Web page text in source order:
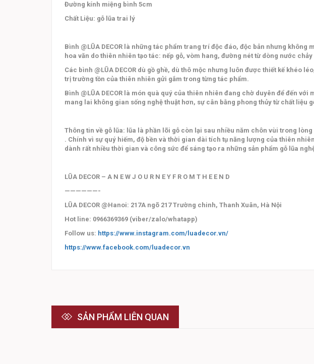
Đường kính miệng bình 5cm
Chất Liệu: gỗ lũa trai lý
Bình @LŨA DECOR là những tác phẩm trang trí độc đáo, độc bản nhưng
hoa văn do thiên nhiên tạo tác: nếp gỗ, vòm hang, đường nét từ dòng nước
Các bình @LŨA DECOR dù gồ ghề, dù thô mộc nhưng luôn được thiết kế khéo
trị trường tồn của thiên nhiên gửi gắm trong từng tác phẩm.
Bình @LŨA DECOR là món quà quý của thiên nhiên đang chờ duyên để đến
mang lai không gian sống nghệ thuật hơn, sự cân bằng phong thủy từ chất
Thông tin về gỗ lũa: lũa là phần lõi gỗ còn lại sau nhiều năm chôn vùi trong
. Chính vì sự quý hiếm, độ bền và thời gian dài tích tụ năng lượng của thiên
dành rất nhiều thời gian và công sức để sáng tạo ra những sản phẩm gỗ lũa
LŨA DECOR – A N E W J O U R N E Y F R O M T H E E N D
——————-
LŨA DECOR @Hanoi: 217A ngõ 217 Trường chinh, Thanh Xuân, Hà Nội
Hot line: 0966369369 (viber/zalo/whatapp)
Follow us: https://www.instagram.com/luadecor.vn/
https://www.facebook.com/luadecor.vn
SẢN PHẨM LIÊN QUAN